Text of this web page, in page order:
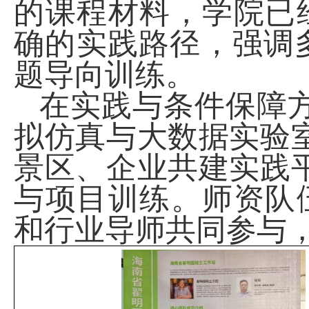
的课程材料，学院已
确的实践路径，强调
题导向训练。
在实践与条件保障
拟仿真与大数据实验
景区、企业共建实践
与项目训练。师资队
和行业导师共同参与